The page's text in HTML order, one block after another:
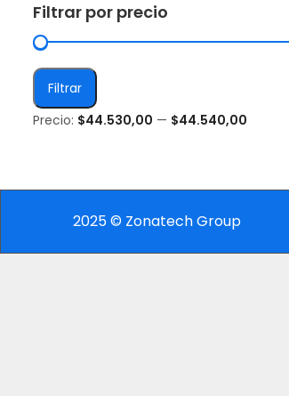
Filtrar por precio
Filtrar
Precio: $44.530,00 — $44.540,00
2025 © Zonatech Group